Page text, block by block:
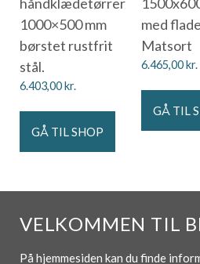
1000×500 mm
børstet rustfrit
stål.
6.403,00kr.
GÅ TIL SHOP
med
Matsort
6.465,00kr.
GÅ TIL
VELKOMMEN TIL
På hjemmesiden kan du finde